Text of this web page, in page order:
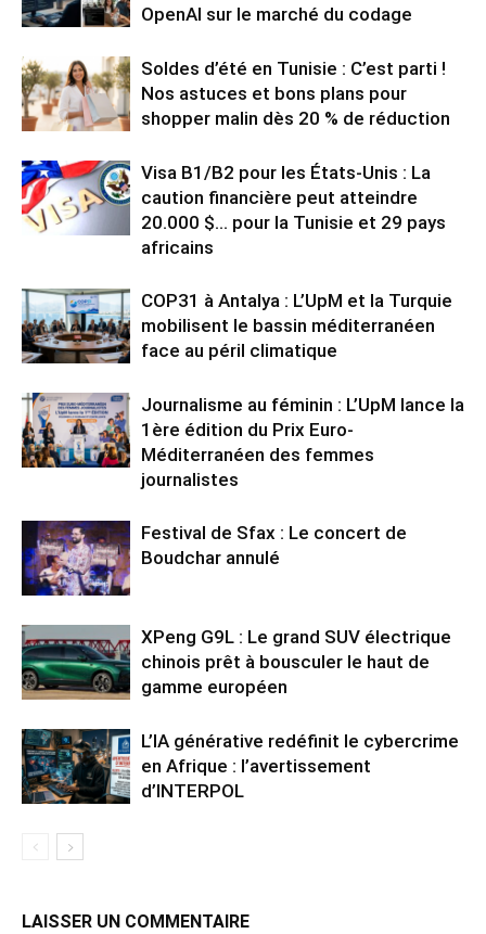
OpenAI sur le marché du codage
Soldes d’été en Tunisie : C’est parti !
Nos astuces et bons plans pour
shopper malin dès 20 % de réduction
Visa B1/B2 pour les États-Unis : La
caution financière peut atteindre
20.000 $… pour la Tunisie et 29 pays
africains
COP31 à Antalya : L’UpM et la Turquie
mobilisent le bassin méditerranéen
face au péril climatique
Journalisme au féminin : L’UpM lance la
1ère édition du Prix Euro-
Méditerranéen des femmes
journalistes
Festival de Sfax : Le concert de
Boudchar annulé
XPeng G9L : Le grand SUV électrique
chinois prêt à bousculer le haut de
gamme européen
L’IA générative redéfinit le cybercrime
en Afrique : l’avertissement
d’INTERPOL
LAISSER UN COMMENTAIRE